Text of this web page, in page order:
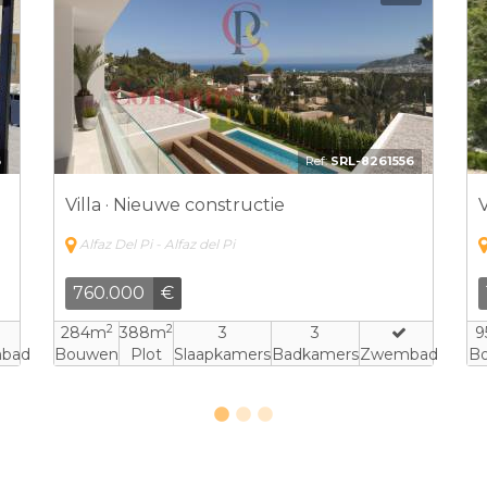
Ref:AEUS - NO-6082799
Villa · Verkoop
Alfaz Del Pi - Alfaz del Pi
336.500 €
125m2
Bouwen
500m2
Plot
2
Slaapkamers
2
BadkamersZwembad